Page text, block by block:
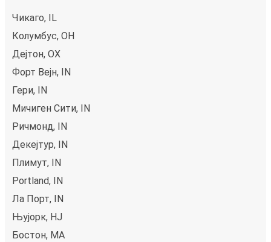
Чикаго, IL
Колумбус, OH
Дејтон, ОХ
Форт Вејн, IN
Гери, IN
Мичиген Сити, IN
Ричмонд, IN
Декејтур, IN
Плимут, IN
Portland, IN
Ла Порт, IN
Њујорк, НЈ
Бостон, MA